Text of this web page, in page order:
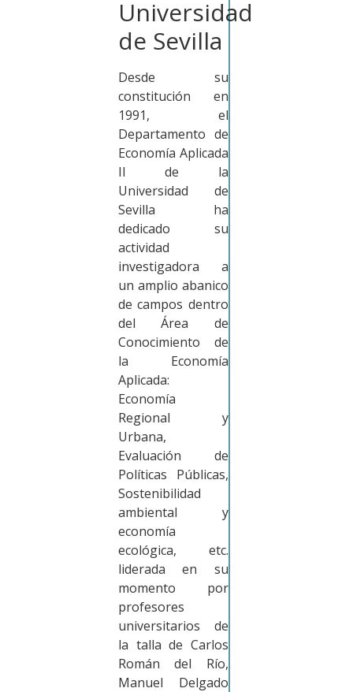
Universidad
de Sevilla
Desde su
constitución en
1991, el
Departamento de
Economía Aplicada
II de la
Universidad de
Sevilla ha
dedicado su
actividad
investigadora a
un amplio abanico
de campos dentro
del Área de
Conocimiento de
la Economía
Aplicada:
Economía
Regional y
Urbana,
Evaluación de
Políticas Públicas,
Sostenibilidad
ambiental y
economía
ecológica, etc.
liderada en su
momento por
profesores
universitarios de
la talla de Carlos
Román del Río,
Manuel Delgado